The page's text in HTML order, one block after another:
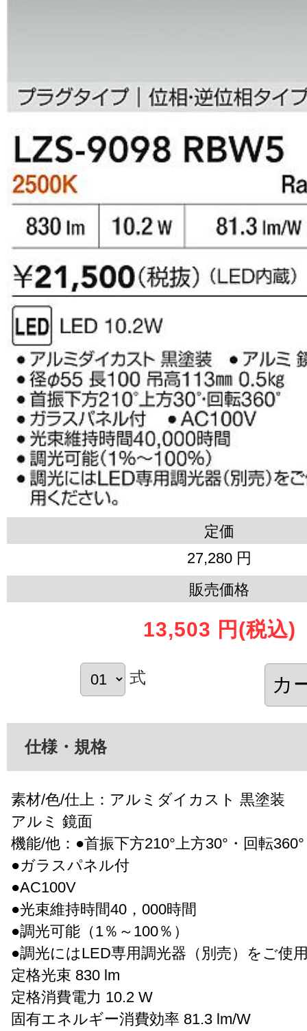
定価
27,280 円
販売価格
13,503 円 (税込)
式
仕様・規格
素材/色/仕上：アルミダイカスト 黒塗装
アルミ 鏡面
機能/他：●首振下方210°上方30°・回転360°
●ガラスパネル付
●AC100V
●光束維持時間40，000時間
●調光可能（1％～100％）
●調光にはLED専用調光器（別売）をご使
定格光束 830 lm
定格消費電力 10.2 W
固有エネルギー消費効率 81.3 lm/W